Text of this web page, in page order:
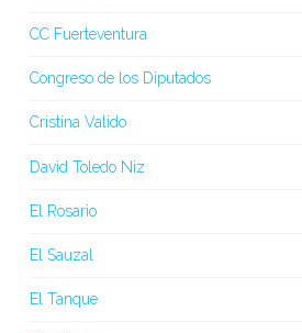
CC Fuerteventura
Congreso de los Diputados
Cristina Valido
David Toledo Niz
El Rosario
El Sauzal
El Tanque